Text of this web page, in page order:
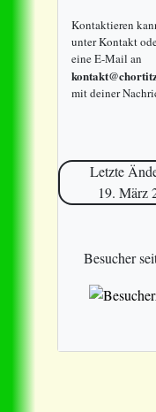
Kontaktieren
unter Kontakt
eine E-Mail an
mit deiner
Letzte
19. März
Besucher